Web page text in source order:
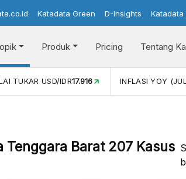
Katadata Green D-Insights
Produk Pricing Tentang
YOY (JUL)2,88% INFLASI MOM (JUL)-
Tenggara Barat 207 Kasus